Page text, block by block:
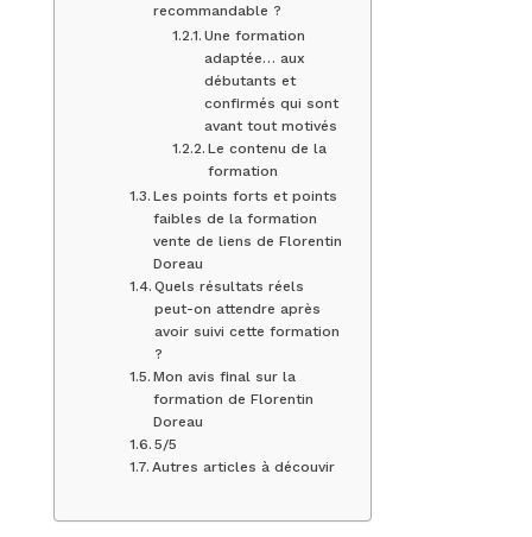
recommandable ?
Une formation
adaptée… aux
débutants et
confirmés qui sont
avant tout motivés
Le contenu de la
formation
Les points forts et points
faibles de la formation
vente de liens de Florentin
Doreau
Quels résultats réels
peut-on attendre après
avoir suivi cette formation
?
Mon avis final sur la
formation de Florentin
Doreau
5/5
Autres articles à découvir